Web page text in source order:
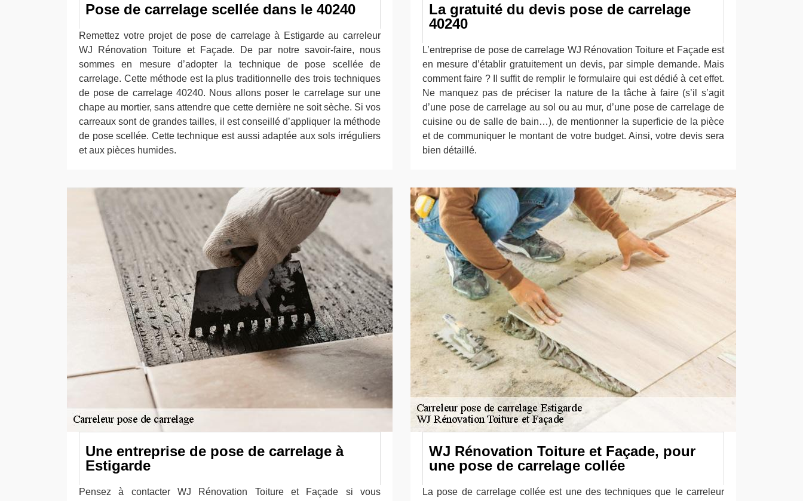
Pose de carrelage scellée dans le 40240
Remettez votre projet de pose de carrelage à Estigarde au carreleur
WJ Rénovation Toiture et Façade. De par notre savoir-faire, nous
sommes en mesure d’adopter la technique de pose scellée de
carrelage. Cette méthode est la plus traditionnelle des trois techniques
de pose de carrelage 40240. Nous allons poser le carrelage sur une
chape au mortier, sans attendre que cette dernière ne soit sèche. Si vos
carreaux sont de grandes tailles, il est conseillé d’appliquer la méthode
de pose scellée. Cette technique est aussi adaptée aux sols irréguliers
et aux pièces humides.
La gratuité du devis pose de carrelage
40240
L’entreprise de pose de carrelage WJ Rénovation Toiture et Façade est
en mesure d’établir gratuitement un devis, par simple demande. Mais
comment faire ? Il suffit de remplir le formulaire qui est dédié à cet effet.
Ne manquez pas de préciser la nature de la tâche à faire (s’il s’agit
d’une pose de carrelage au sol ou au mur, d’une pose de carrelage de
cuisine ou de salle de bain…), de mentionner la superficie de la pièce
et de communiquer le montant de votre budget. Ainsi, votre devis sera
bien détaillé.
Une entreprise de pose de carrelage à
Estigarde
Pensez à contacter WJ Rénovation Toiture et Façade si vous
WJ Rénovation Toiture et Façade, pour
une pose de carrelage collée
La pose de carrelage collée est une des techniques que le carreleur